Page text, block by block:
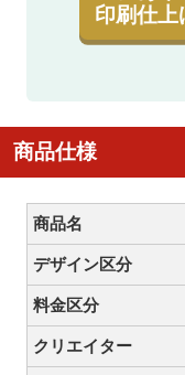
印刷仕上
商品仕様
商品名
デザイン区分
料金区分
クリエイター